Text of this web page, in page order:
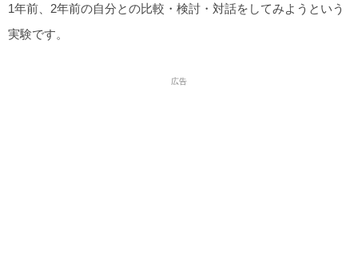
1年前、2年前の自分との比較・検討・対話をしてみようという
実験です。
広告